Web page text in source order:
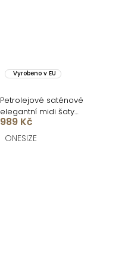
Vyrobeno v EU
Petrolejové saténové
elegantní midi šaty
SIMUEL se šněrováním
989 Kč
ONESIZE